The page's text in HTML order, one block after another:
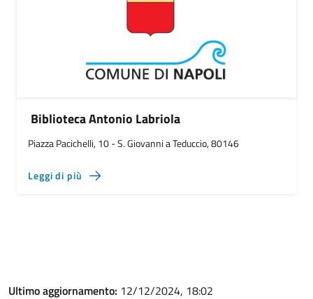
Biblioteca Antonio Labriola
Piazza Pacichelli, 10 - S. Giovanni a Teduccio, 80146
Leggi di più
Ultimo aggiornamento: 12/12/2024, 18:02